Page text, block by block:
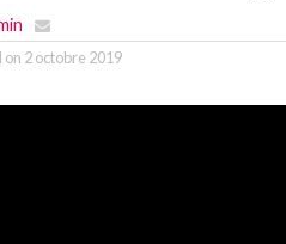
on 2 octobre 2019